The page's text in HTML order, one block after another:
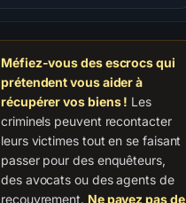
Méfiez-vous des escrocs qui
prétendent vous aider à
récupérer vos biens ! Les
criminels peuvent recontacter
leurs victimes tout en se faisant
passer pour des enquêteurs,
des avocats ou des agents de
recouvrement. Ne payez pas de